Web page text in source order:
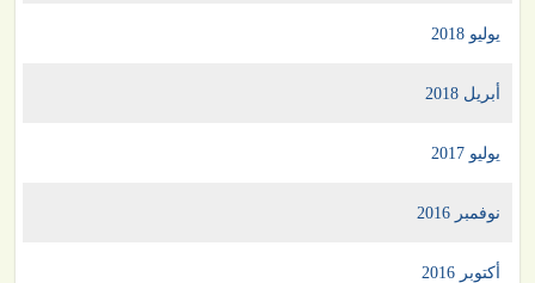
يوليو 2018
أبريل 2018
يوليو 2017
نوفمبر 2016
أكتوبر 2016